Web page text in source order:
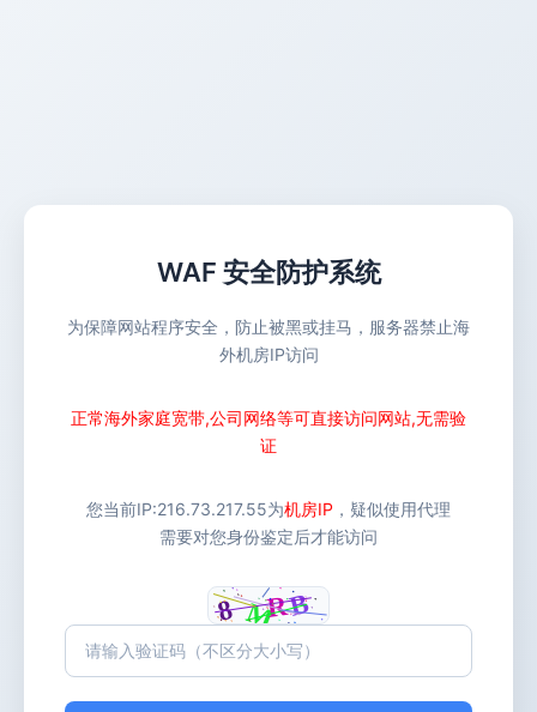
WAF 安全防护系统
为保障网站程序安全，防止被黑或挂马，服务器禁止海
外机房IP访问
正常海外家庭宽带,公司网络等可直接访问网站,无需验
证
您当前IP:216.73.217.55为机房IP ，疑似使用代理
需要对您身份鉴定后才能访问